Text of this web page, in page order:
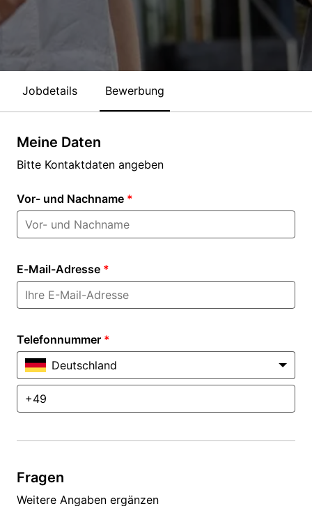
Jobdetails Bewerbung
Meine Daten
Bitte Kontaktdaten angeben
Vor- und Nachname *
E-Mail-Adresse *
Telefonnummer *
Deutschland
Fragen
Weitere Angaben ergänzen